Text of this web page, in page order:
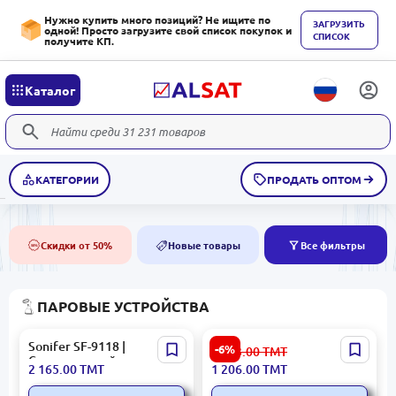
Нужно купить много позиций? Не ищите по
одной! Просто загрузите свой список покупок и
получите КП.
ЗАГРУЗИТЬ
СПИСОК
Каталог
КАТЕГОРИИ ПРОДАТЬ ОПТОМ
50% Скидки от 50% NEW Новые товары Все фильтры
ПАРОВЫЕ УСТРОЙСТВА
Sonifer SF-9118 |
Стационарный
отпариватель 2850 Вт
2 165.00ТМТ
-6%
Philips
GSTEAMPHISTE1020 |
Парогенератор для
одежды 1800 Вт 1.8 л
1 283.00ТМТ
1 206.00ТМТ